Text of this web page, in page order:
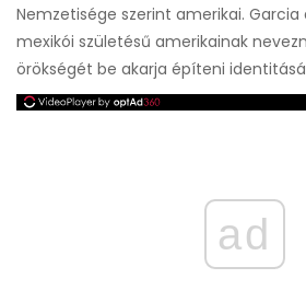
Nemzetisége szerint amerikai. Garcia
mexikói születésű amerikainak
örökségét be akarja építeni
ad